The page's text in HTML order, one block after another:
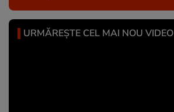
URMĂREȘTE CEL MAI NOU VIDEO